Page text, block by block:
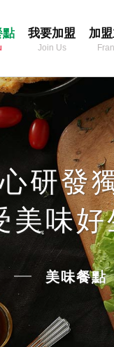
點 我要加盟
Join Us
加
研發
美味
美味餐點